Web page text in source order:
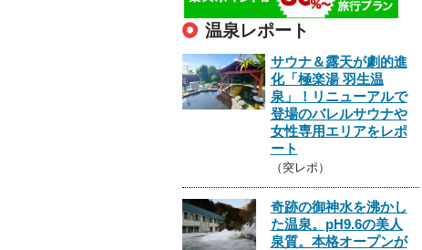
温泉レポート
サウナ＆露天が劇的進
化「極楽湯 羽生温
泉」！リニューアルで
登場のバレルサウナや
女性専用エリアをレポ
ート
（突レポ）
奇跡の御神水を沸かし
た温泉。pH9.6の美人
泉質。本格オープンが